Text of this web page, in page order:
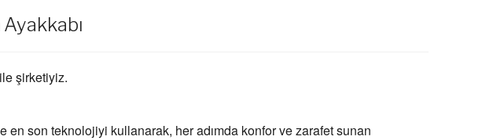
şirketiyiz.
son teknolojiyi kullanarak, her adımda konfor ve zarafet sunan